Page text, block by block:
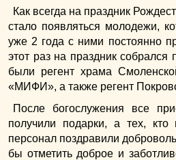
Как всегда на праздник
стало появляться молодежи,
уже 2 года с ними постоянно
этот раз на праздник
были регент храма
«МИФИ», а также регент
После богослужения все
получили подарки, а тех,
персонал поздравили
бы отметить доброе и